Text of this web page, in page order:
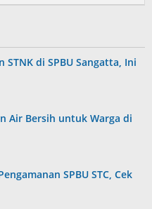
STNK di SPBU Sangatta, Ini
Air Bersih untuk Warga di
SPBU STC, Cek